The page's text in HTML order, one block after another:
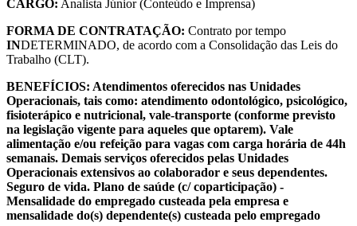
CARGO: Analista Júnior (Conteúdo e Imprensa)
FORMA DE CONTRATAÇÃO: Contrato por tempo
INDETERMINADO, de acordo com a Consolidação das Leis do
Trabalho (CLT).
BENEFÍCIOS: Atendimentos oferecidos nas Unidades
Operacionais, tais como: atendimento odontológico, psicológico,
fisioterápico e nutricional, vale-transporte (conforme previsto
na legislação vigente para aqueles que optarem). Vale
alimentação e/ou refeição para vagas com carga horária de 44h
semanais. Demais serviços oferecidos pelas Unidades
Operacionais extensivos ao colaborador e seus dependentes.
Seguro de vida. Plano de saúde (c/ coparticipação) -
Mensalidade do empregado custeada pela empresa e
mensalidade do(s) dependente(s) custeada pelo empregado